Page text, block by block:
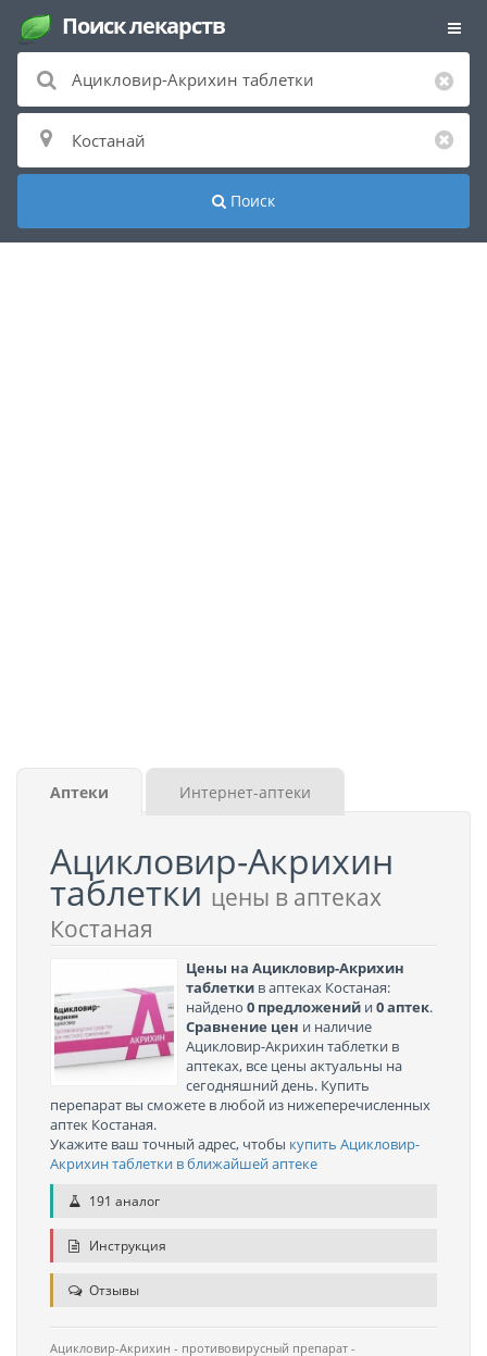
Поиск лекарств
Поиск
Аптеки Интернет-аптеки
Ацикловир-Акрихин
таблетки цены в аптеках
Костаная
Цены на Ацикловир-Акрихин
таблетки в аптеках Костаная:
найдено 0 предложений и0 аптек.
Сравнение цен и наличие
Ацикловир-Акрихин таблетки в
аптеках, все цены актуальны на
сегодняшний день. Купить
перепарат вы сможете в любой из нижеперечисленных
аптек Костаная.
Укажите ваш точный адрес, чтобы купить Ацикловир-
Акрихин таблетки в ближайшей аптеке
191 аналог
Инструкция
Отзывы
Ацикловир-Акрихин - противовирусный препарат -